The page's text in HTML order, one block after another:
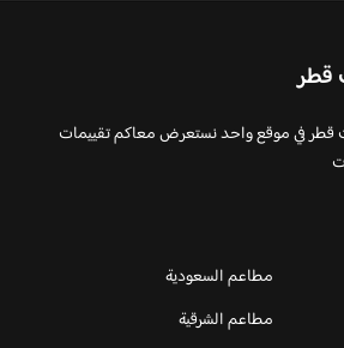
قطر
قطر في موقع واحد نستعرض معاكم تقييمات
مطاعم السعودية
مطاعم الشرقية